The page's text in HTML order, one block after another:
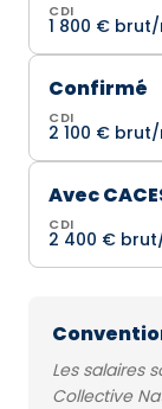
CDI
1 800 €
Confirmé
CDI
2 100 €
Avec
CDI
2 400 €
Les salaires
Collective